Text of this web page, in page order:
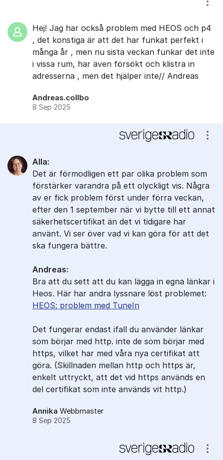
Hej! Jag har också problem med HEOS och p4
, det konstiga är att det har funkat perfekt i
många år , men nu sista veckan funkar det inte
i vissa rum, har även försökt och klistra in
adresserna , men det hjälper inte// Andreas
Andreas.collbo
8 Sep 2025
Alla:
Det är förmodligen ett par olika problem som
förstärker varandra på ett olyckligt vis. Några
av er fick problem först under förra veckan,
efter den 1 september när vi bytte till ett annat
säkerhetscertifikat än det vi tidigare har
använt. Vi ser över vad vi kan göra för att det
ska fungera bättre.
Andreas:
Bra att du sett att du kan lägga in egna länkar i
Heos. Här har andra lyssnare löst problemet:
HEOS: problem med TuneIn
Det fungerar endast ifall du använder länkar
som börjar med http. inte de som börjar med
https, vilket har med våra nya certifikat att
göra. (Skillnaden mellan http och https är,
enkelt uttryckt, att det vid https används en
del certifikat som inte används vit http.)
Annika Webbmaster
8 Sep 2025